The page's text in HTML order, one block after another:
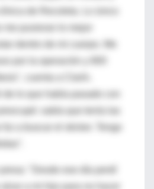
dentro de mi cuerpo. Me
sabía que tenía las
fui a buscar el sticker. Tengo